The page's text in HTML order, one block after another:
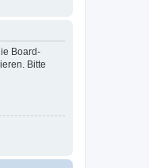
Board-
Bitte